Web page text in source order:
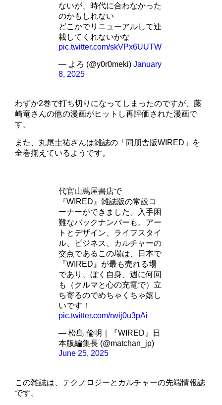
ないが、時代に合わなかった
のかもしれない
どこかでリニューアルして連
載してくれないかな
pic.twitter.com/skVPx6UUTW
— よろ (@y0r0meki)January
8, 2025
わずか2巻で打ち切りになってしまったのですが、藤
崎竜さんの他の漫画がヒットし再評価された漫画で
す。
また、丸尾圭祐さんは雑誌の「同朋舎版WIRED」を
全巻揃えているようです。
代官山蔦屋書店で
『WIRED』雑誌版の常設コ
ーナーができました。入手困
難なバックナンバーも。アー
トとデザイン、ライフスタイ
ル、ビジネス、カルチャーの
交点であるこの場は、日本で
『WIRED』が最も売れる場
であり、ぼく自身、週に何回
も（クルマと心の充電で）立
ち寄るのでめちゃくちゃ嬉し
いです！
pic.twitter.com/rwij0u3pAi
— 松島 倫明｜『WIRED』日
本版編集長 (@matchan_jp)
June 25, 2025
この雑誌は、テクノロジーとカルチャーの先端情報誌
です。